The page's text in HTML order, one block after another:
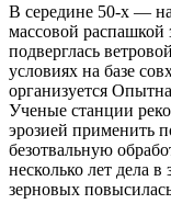
В середине 50-х —
массовой распашкой
подверглась
условиях на базе
организуется
Ученые станции
эрозией применить
безотвальную
несколько лет дела
зерновых